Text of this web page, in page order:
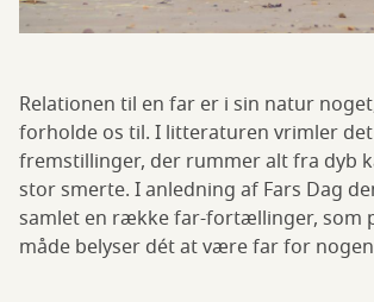
Relationen til en far er i sin natur
forholde os til. I litteraturen vrimler
fremstillinger, der rummer alt fra dyb
stor smerte. I anledning af Fars Dag
samlet en række far-fortællinger, som
måde belyser dét at være far for